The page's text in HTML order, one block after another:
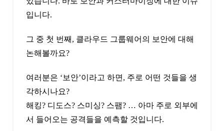
입니다.
그 중 첫 번째, 클라우드 그룹웨어의 보안에 대해
논해볼까요?
여러분은 ‘보안’이라고 하면, 주로 어떤 것들을 생
각하시나요?
해킹? 디도스? 스미싱? 스팸? … 아마 주로 외부에
서 들어오는 공격들을 예측할 것입니다.